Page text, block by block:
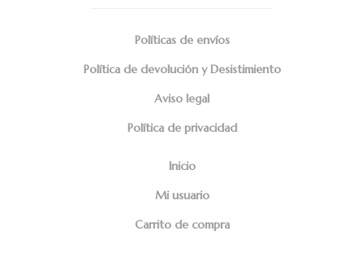
Políticas de envíos
Política de devolución y Desistimiento
Aviso legal
Política de privacidad
Inicio
Mi usuario
Carrito de compra